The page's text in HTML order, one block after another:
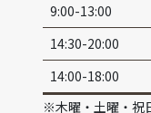
9:00-13:00
14:30-20:00
14:00-18:00
※木曜・土曜・祝